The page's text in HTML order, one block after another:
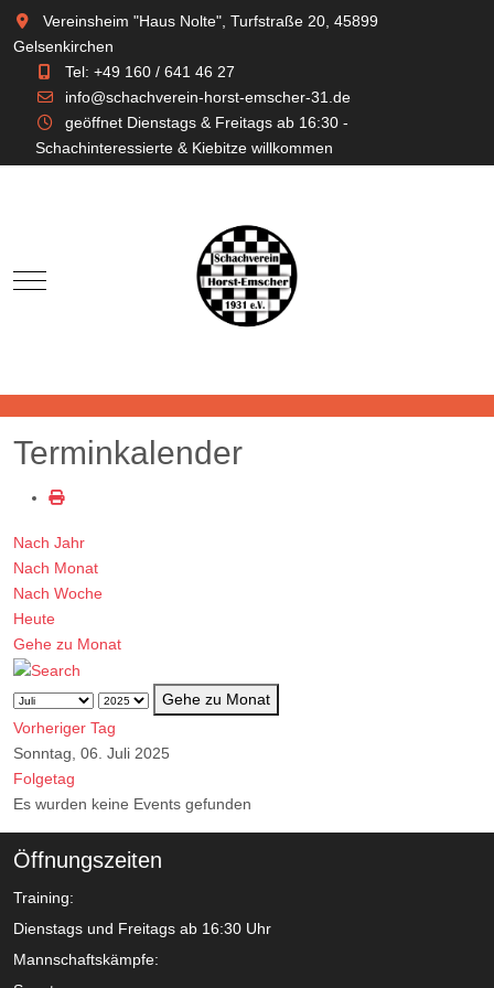
Vereinsheim "Haus Nolte", Turfstraße 20, 45899
Gelsenkirchen
Tel: +49 160 / 641 46 27
info@schachverein-horst-emscher-31.de
geöffnet Dienstags & Freitags ab 16:30 -
Schachinteressierte & Kiebitze willkommen
Mobile Menu Toggle
Terminkalender
Nach Jahr
Nach Monat
Nach Woche
Heute
Gehe zu Monat
Gehe zu Monat
Vorheriger Tag
Sonntag, 06. Juli 2025
Folgetag
Es wurden keine Events gefunden
Öffnungszeiten
Training:
Dienstags und Freitags ab 16:30 Uhr
Mannschaftskämpfe: